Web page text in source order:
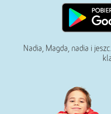
Nadia, Magda, nadia i